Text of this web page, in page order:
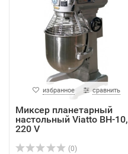
избранное сравнить
Миксер планетарный
настольный Viatto BH-10,
220 V
(0)